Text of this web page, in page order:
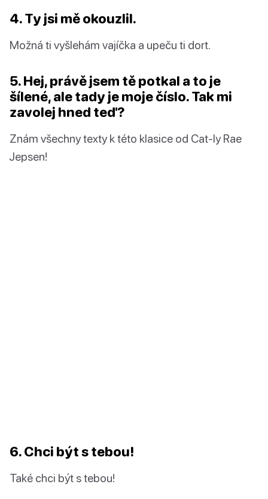
4. Ty jsi mě okouzlil.
Možná ti vyšlehám vajíčka a upeču ti dort.
5. Hej, právě jsem tě potkal a to je
šílené, ale tady je moje číslo. Tak mi
zavolej hned teď?
Znám všechny texty k této klasice od Cat-ly Rae
Jepsen!
6. Chci být s tebou!
Také chci být s tebou!